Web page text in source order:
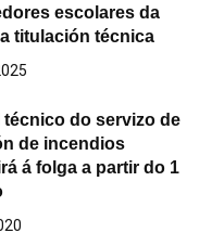
escolares da
titulación técnica
técnico do servizo de
de incendios
á folga a partir do 1